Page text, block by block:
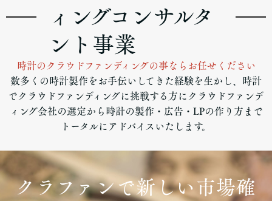
ィングコンサルタ
ント事業
時計のクラウドファンディングの事ならお任せください
数多くの時計製作をお手伝いしてきた経験を生かし、時計
でクラウドファンディングに挑戦する方にクラウドファンデ
ィング会社の選定から時計の製作・広告・LPの作り方まで
トータルにアドバイスいたします。
クラファンで新しい市場確